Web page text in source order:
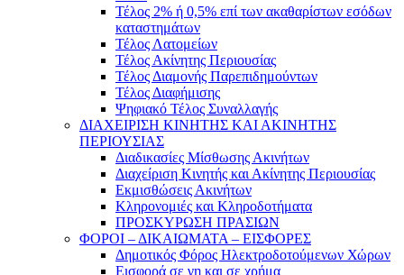
Τέλος 2% ή 0,5% επί των ακαθαρίστων εσόδων
καταστημάτων
Τέλος Λατομείων
Τέλος Ακίνητης Περιουσίας
Τέλος Διαμονής Παρεπιδημούντων
Τέλος Διαφήμισης
Ψηφιακό Τέλος Συναλλαγής
ΔΙΑΧΕΙΡΙΣΗ ΚΙΝΗΤΗΣ ΚΑΙ ΑΚΙΝΗΤΗΣ
ΠΕΡΙΟΥΣΙΑΣ
Διαδικασίες Μίσθωσης Ακινήτων
Διαχείριση Κινητής και Ακίνητης Περιουσίας
Εκμισθώσεις Ακινήτων
Κληρονομιές και Κληροδοτήματα
ΠΡΟΣΚΥΡΩΣΗ ΠΡΑΣΙΩΝ
ΦΟΡΟΙ – ΔΙΚΑΙΩΜΑΤΑ – ΕΙΣΦΟΡΕΣ
Δημοτικός Φόρος Ηλεκτροδοτούμενων Χώρων
Εισφορά σε γη και σε χρήμα